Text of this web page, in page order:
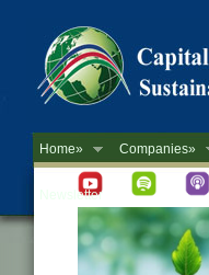
Home» Companies»
Newsletter